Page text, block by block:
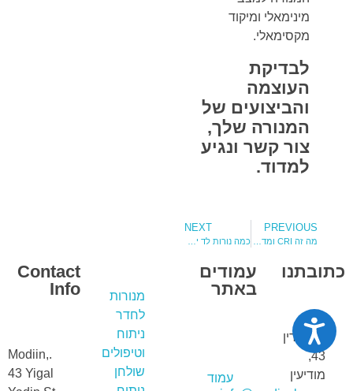
נגישות
מינימאלי ומיקוד
מקסימאלי.
לבדיקת
העוצמה
והביצועים של
המנורה שלך,
צור קשר ונגיע
למדוד.
PREVIOUS
NEXT
כתובתנו
יגאל ידין
43,
מודיעין
עמודים
באתר
עמוד
מנורות
לחדר
ניתוח
וטיפולים
שולחן
Contact
Info
.Modiin,
43 Yigal